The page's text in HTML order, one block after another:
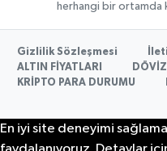
herhangi bir ortamda
Gizlilik Sözleşmesi
ALTIN FİYATLARI
DÖVİZ
KRİPTO PARA DURUMU
En iyi site deneyimi